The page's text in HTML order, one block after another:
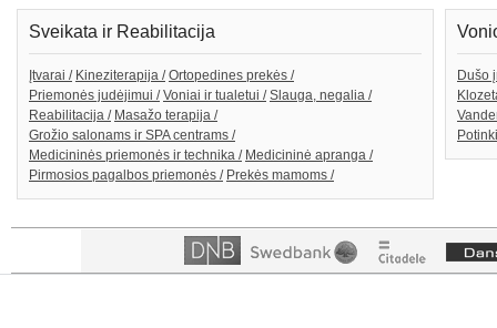
Sveikata ir Reabilitacija
Įtvarai / Kineziterapija / Ortopedines prekės /
Priemonės judėjimui / Voniai ir tualetui / Slauga, negalia /
Reabilitacija / Masažo terapija /
Grožio salonams ir SPA centrams /
Medicininės priemonės ir technika / Medicininė apranga /
Pirmosios pagalbos priemonės / Prekės mamoms /
Dušo